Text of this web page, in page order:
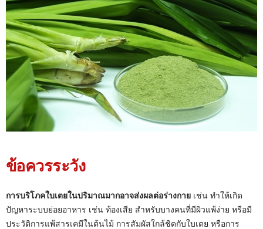
ข้อควรระวัง
การบริโภคใบเตยในปริมาณมากอาจส่งผลต่อร่างกาย เช่น ทำให้เกิด
ปัญหาระบบย่อยอาหาร เช่น ท้องเสีย สำหรับบางคนที่มีผิวแพ้ง่าย หรือมี
ประวัติการแพ้สารเคมีในต้นไม้ การสัมผัสใกล้ชิดกับใบเตย หรือการ